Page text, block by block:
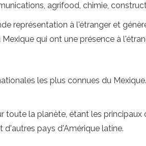
agrifood, chimie,
représentation à l'étranger et
qui ont une présence à
les plus connues du
toute la planète, étant les
d'autres pays d'Amérique latine.